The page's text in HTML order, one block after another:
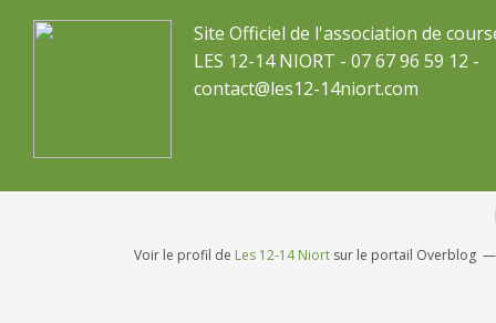
Site Officiel de l'association de
LES 12-14 NIORT - 07 67 96 59 12 -
contact@les12-14niort.com
Voir le profil de Les 12-14 Niort sur le portail Overblog